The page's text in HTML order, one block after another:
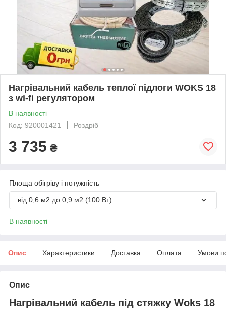
Нагрівальний кабель теплої підлоги WOKS 18
з wi-fi регулятором
В наявності
Код: 920001421
Роздріб
3 735 ₴
Площа обігріву і потужність
від 0,6 м2 до 0,9 м2 (100 Вт)
В наявності
Опис Характеристики Доставка Оплата Умови
Опис
Нагрівальний кабель під стяжку Woks 18